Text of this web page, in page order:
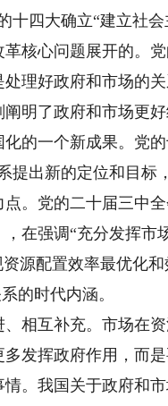
四大确立“建立社
核心问题展开的。
理好政府和市场的
明了政府和市场更
的一个新成果。党
提出新的定位和目标
。党的二十届三中
在强调“充分发挥市
源配置效率最优化和
的时代内涵。
互补充。市场在资
发挥政府作用，而
。我国关于政府和